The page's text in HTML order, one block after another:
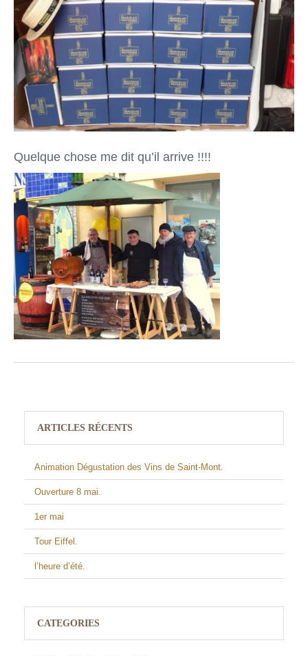
Quelque chose me dit qu’il arrive !!!!
ARTICLES RÉCENTS
Animation Dégustation des Vins de Saint-Mont.
Ouverture 8 mai.
1er mai
Tour Eiffel.
l’heure d’été.
CATEGORIES